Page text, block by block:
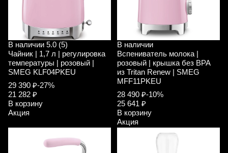
В наличии 5.0 (5)
Чайник | 1,7 л | регулировка
температуры | розовый |
SMEG KLF04PKEU
29 390 ₽-27%
21 282 ₽
В корзину
Акция
В наличии
Вспениватель молока |
розовый | крышка без ВРА
из Tritan Renew | SMEG
MFF11PKEU
28 490 ₽-10%
25 641 ₽
В корзину
Акция